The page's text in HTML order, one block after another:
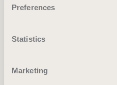
Preferences
Statistics
Marketing
Rani
Liset van der Scheer